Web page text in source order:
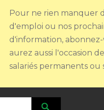
Pour ne rien manquer
d'emploi ou nos
d'information,
aurez aussi l'occasion
salariés permanents ou